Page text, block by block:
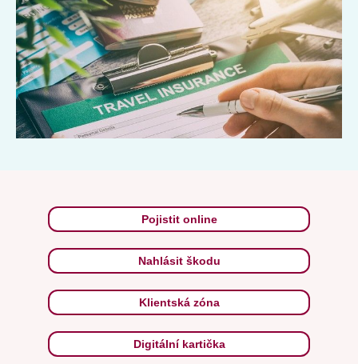
Pojistit online
Nahlásit škodu
Klientská zóna
Digitální kartička